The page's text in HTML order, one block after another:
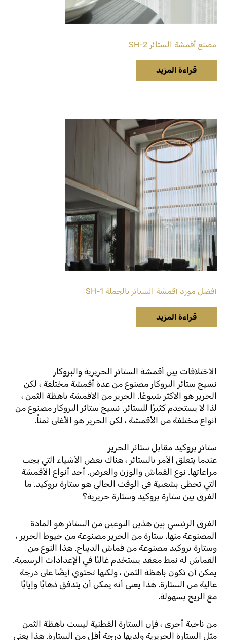
مصنع أقمشة الستائر SH-2
قراءة المزيد
أفضل مورد أقمشة الستائر بالجملة SH-1
قراءة المزيد
الاختلافات بين أقمشة الستائر الحريرية والبروكار
نسيج ستائر البروكار مصنوع من عدة أقمشة مختلفة ، لكن
الحرير هو الأكثر شيوعًا. الحرير من الأقمشة باهظة الثمن ،
لذا لا يستخدم كثيرًا للستائر. نسيج ستائر البروكار مصنوع من
أنواع مختلفة من الأقمشة ، لكن الحرير هو الأغلى ثمناً.
ستائر بروكيد مقابل ستائر الحرير
عندما يتعلق الأمر بالستائر ، هناك بعض الأشياء التي يجب
مراعاتها. نوع القماش والوزن والعرض. أحد أنواع الأقمشة
التي تحظى بشعبية في الوقت الحالي هو ستارة بروكيد. ما
الفرق بين ستارة بروكيد وستارة حريرية؟
الفرق الرئيسي بين هذين النوعين من الستائر هو المادة
المصنوعة منها. ستارة من الحرير مصنوعة من خيوط الحرير ،
وستارة بروكيد مصنوعة من قماش الديباج. هذا النوع من
القماش له نمط معقد يستخدم غالبًا في الإعدادات الرسمية.
يمكن أن تكون باهظة الثمن ، ولكنها تحتوي أيضًا على درجة
عالية من الستارة. هذا يعني أنه يمكن أن يتدفق ذهابًا وإيابًا
مع الريح بسهولة.
من ناحية أخرى ، فإن الستارة القطنية ليست باهظة الثمن
مثل الستارة الحريرية ولديها درجة أقل من الستارة. هذا يعني